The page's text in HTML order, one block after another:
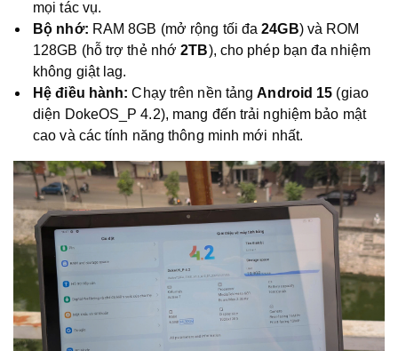
mọi tác vụ.
Bộ nhớ: RAM 8GB (mở rộng tối đa24GB) và ROM
128GB (hỗ trợ thẻ nhớ2TB), cho phép bạn đa nhiệm
không giật lag.
Hệ điều hành: Chạy trên nền tảngAndroid 15 (giao
diện DokeOS_P 4.2), mang đến trải nghiệm bảo mật
cao và các tính năng thông minh mới nhất.